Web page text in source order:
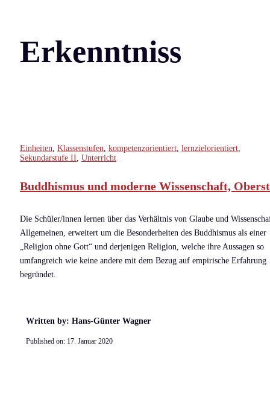
Erkenntniss
Einheiten Klassenstufen kompetenzorientiert lernzielorientiert
Sekundarstufe II Unterricht
Buddhismus und moderne Wissenschaft,
Die Schüler/innen lernen über das Verhältnis von Glaube und
Allgemeinen, erweitert um die Besonderheiten des Buddhismus als einer
„Religion ohne Gott“ und derjenigen Religion, welche ihre Aussagen so
umfangreich wie keine andere mit dem Bezug auf empirische Erfahrung
begründet.
Written by: Hans-Günter Wagner
Published on: 17. Januar 2020